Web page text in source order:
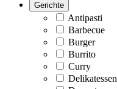
Gerichte
Antipasti
Barbecue
Burger
Burrito
Curry
Delikatessen